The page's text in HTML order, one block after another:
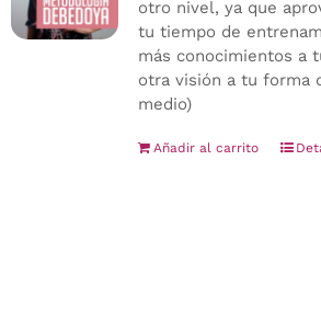
otro nivel, ya que
tu tiempo de
más conocimientos a
otra visión a tu forma
medio)
Añadir al carrito